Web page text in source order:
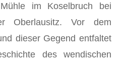
im Koselbruch bei
Oberlausitz. Vor dem
dieser Gegend entfaltet
des wendischen